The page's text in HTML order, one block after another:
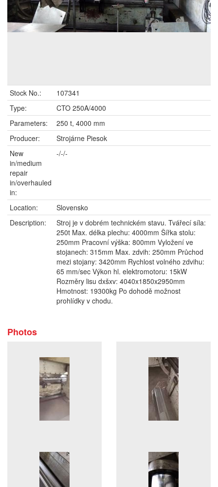
Stock No.:
107341
Type:
CTO 250A/4000
Parameters:
250 t, 4000 mm
Producer:
Strojárne Piesok
New
in/medium
repair
in/overhauled
in:
-/-/-
Location:
Slovensko
Description:
Stroj je v dobrém technickém stavu. Tvářecí síla:
250t Max. délka plechu: 4000mm Šířka stolu:
250mm Pracovní výška: 800mm Vyložení ve
stojanech: 315mm Max. zdvih: 250mm Průchod
mezi stojany: 3420mm Rychlost volného zdvihu:
65 mm/sec Výkon hl. elektromotoru: 15kW
Rozměry lisu dxšxv: 4040x1850x2950mm
Hmotnost: 19300kg Po dohodě možnost
prohlídky v chodu.
Photos